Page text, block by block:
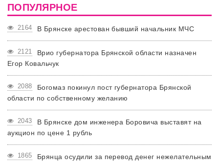
ПОПУЛЯРНОЕ
2164 В Брянске арестован бывший начальник МЧС
2121
Врио губернатора Брянской области назначен
Егор Ковальчук
2088
Богомаз покинул пост губернатора Брянской
области по собственному желанию
2043
В Брянске дом инженера Боровича выставят на
аукцион по цене 1 рубль
1865
Брянца осудили за перевод денег нежелательным